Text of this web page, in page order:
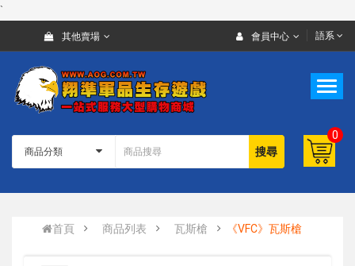
`
其他賣場 會員中心 語系
搜尋
0
首頁 商品列表 瓦斯槍 《VFC》瓦斯槍